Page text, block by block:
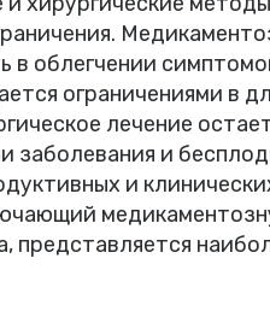
облегчении
ограничениями в
лечение
и
и
представляется